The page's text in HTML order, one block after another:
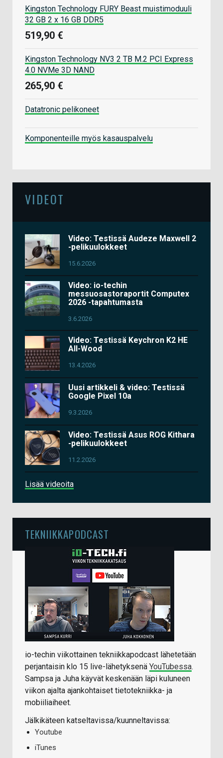
Kingston Technology FURY Beast muistimoduuli
32 GB 2 x 16 GB DDR5
519,90 €
Kingston Technology NV3 2 TB M.2 PCI Express
4.0 NVMe 3D NAND
265,90 €
Datatronic pelikoneet
Komponenteille myös kasauspalvelu
VIDEOT
Video: Testissä Audeze Maxwell 2
-pelikuulokkeet
15.6.2026
Video: io-techin
messuosastoraportit Computex
2026 -tapahtumasta
3.6.2026
Video: Testissä Keychron K2 HE
All-Wood
13.4.2026
Uusi artikkeli & video: Testissä
Google Pixel 10a
9.3.2026
Video: Testissä Asus ROG Kithara
-pelikuulokkeet
11.2.2026
Lisää videoita
TEKNIIKKAPODCAST
io-techin viikottainen tekniikkapodcast lähetetään
perjantaisin klo 15 live-lähetyksenä YouTubessa.
Sampsa ja Juha käyvät keskenään läpi kuluneen
viikon ajalta ajankohtaiset tietotekniikka- ja
mobiiliaiheet.
Jälkikäteen katseltavissa/kuunneltavissa:
Youtube
iTunes